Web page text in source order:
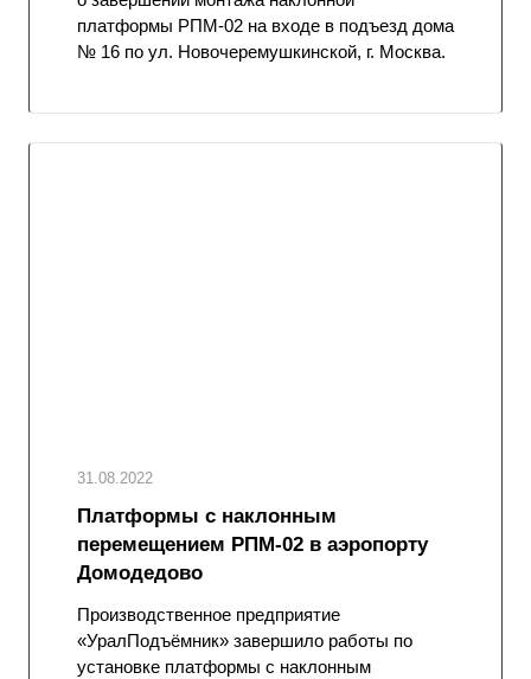
платформы РПМ-02 на входе в подъезд дома
№ 16 по ул. Новочеремушкинской, г. Москва.
31.08.2022
Платформы с наклонным
перемещением РПМ-02 в аэропорту
Домодедово
Производственное предприятие
«УралПодъёмник» завершило работы по
установке платформы с наклонным